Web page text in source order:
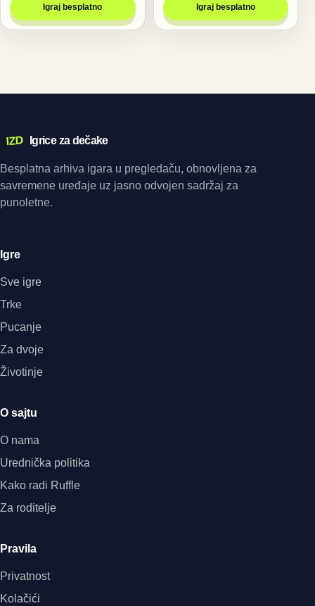
Igraj besplatno Igraj besplatno
IZD Igrice za dečake
Besplatna arhiva igara u pregledaču, obnovljena za
savremene uređaje uz jasno odvojen sadržaj za
punoletne.
Igre
Sve igre
Trke
Pucanje
Za dvoje
Životinje
O sajtu
O nama
Urednička politika
Kako radi Ruffle
Za roditelje
Pravila
Privatnost
Kolačići